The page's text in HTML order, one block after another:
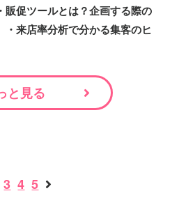
販促ツールとは？企画する際の
来店率分析で分かる集客のヒ
と見る
3 4 5